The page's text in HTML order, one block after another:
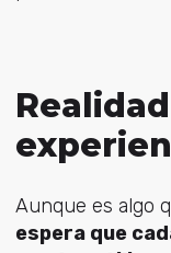
Aunque es algo
espera que